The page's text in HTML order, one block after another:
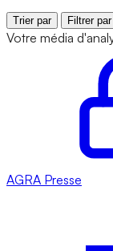
Trier par Filtrer
Votre média
AGRA Presse